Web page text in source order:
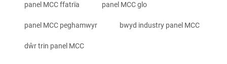
panel MCC ffatrïa panel MCC glo
panel MCC peghamwyr bwyd industry panel MCC
dŵr trin panel MCC